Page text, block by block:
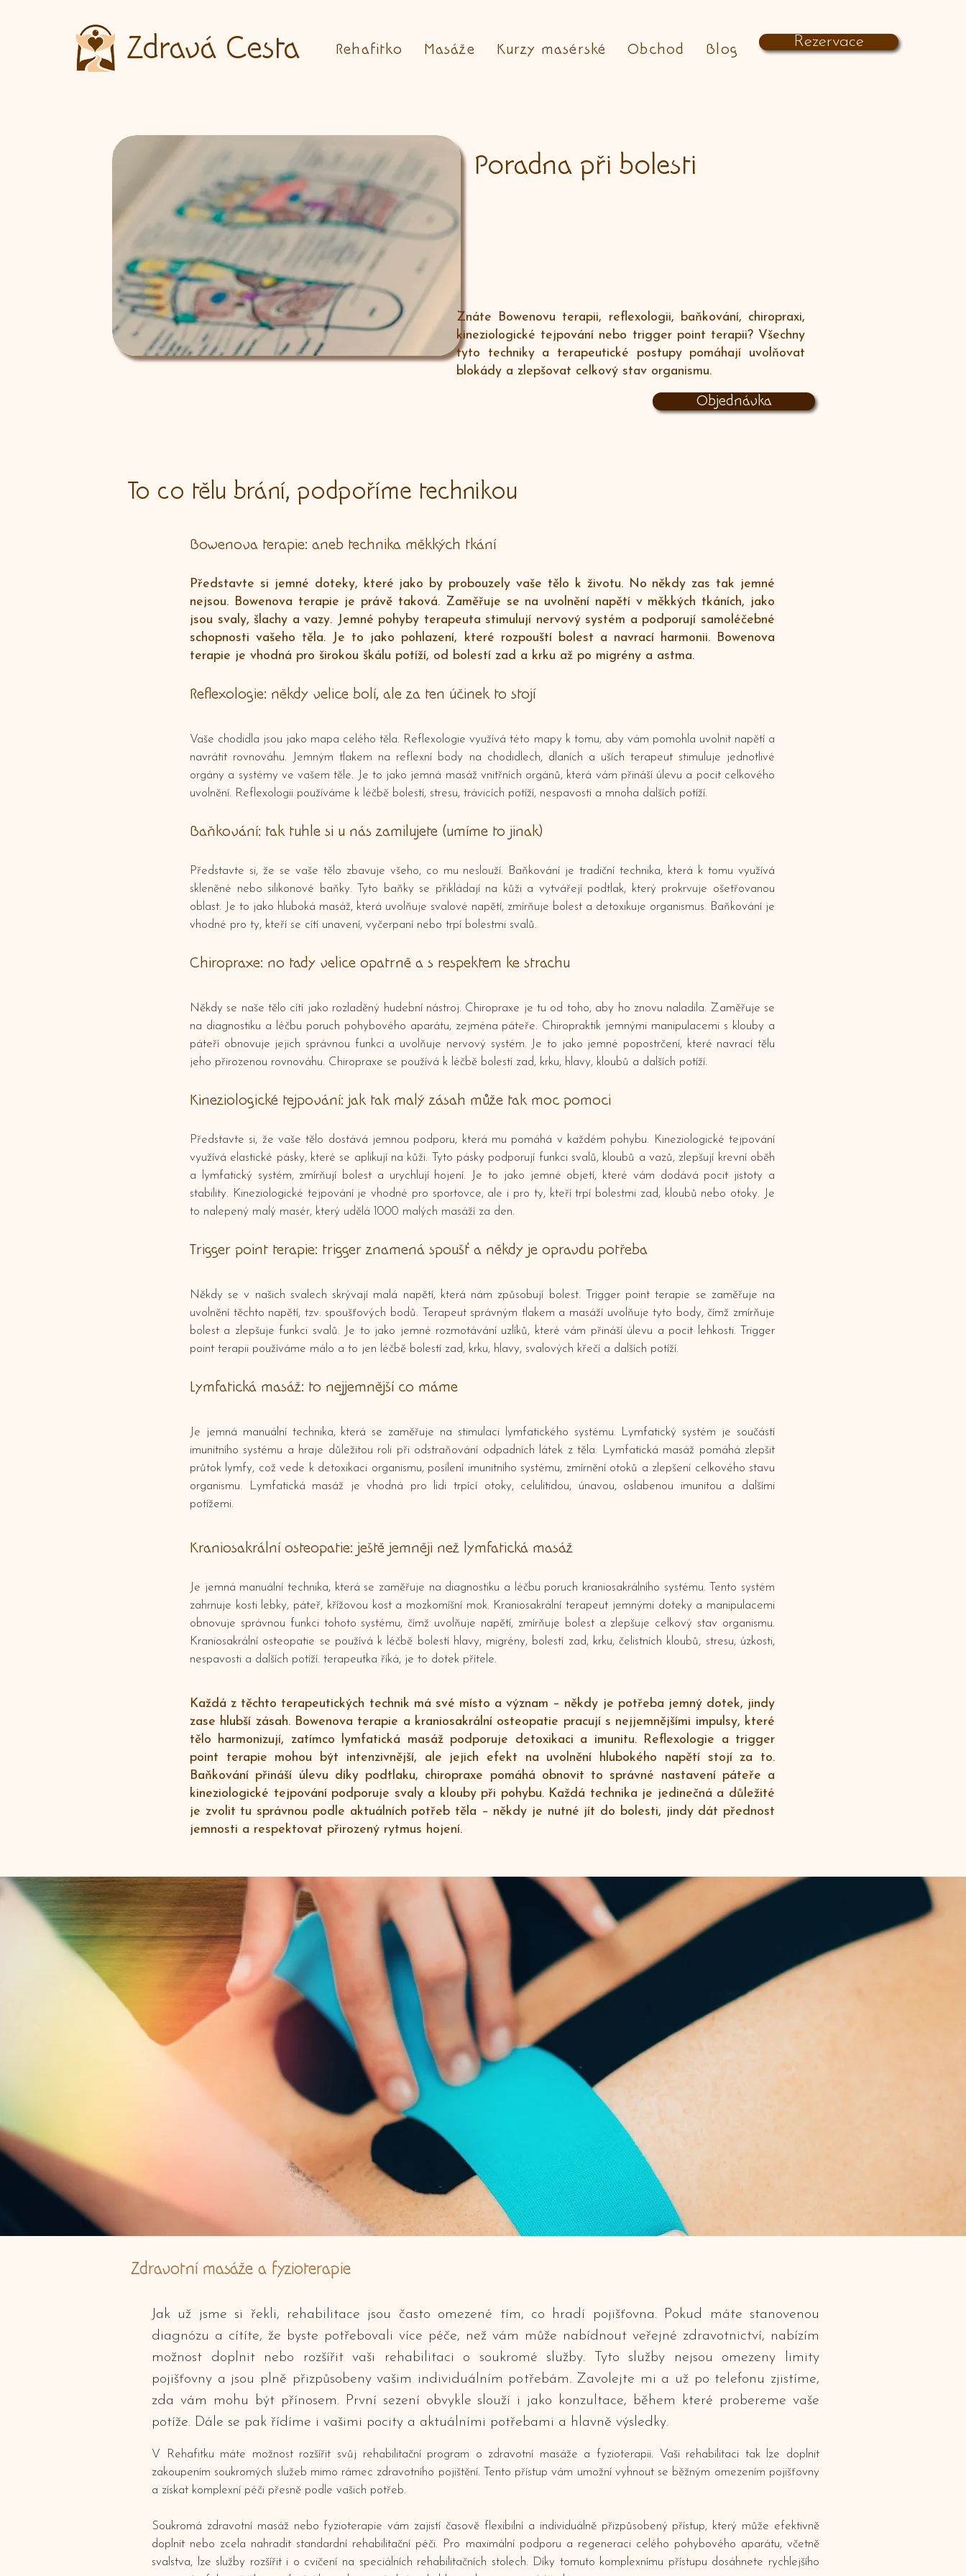
Zdravá Cesta Rehafitko Masáže Kurzy masérské Obchod Blog Rezervace
Znáte Bowenovu terapii, reflexologii, baňkování, chiropraxi,
kineziologické tejpování nebo trigger point terapii? Všechny
tyto techniky a terapeutické postupy pomáhají uvolňovat
blokády a zlepšovat celkový stav organismu.
Objednávka
Poradna při bolesti
To co tělu brání, podpoříme technikou
Bowenova terapie: aneb technika měkkých tkání
Představte si jemné doteky, které jako by probouzely vaše tělo k životu. No někdy zas tak jemné
nejsou. Bowenova terapie je právě taková. Zaměřuje se na uvolnění napětí v měkkých tkáních, jako
jsou svaly, šlachy a vazy. Jemné pohyby terapeuta stimulují nervový systém a podporují samoléčebné
schopnosti vašeho těla. Je to jako pohlazení, které rozpouští bolest a navrací harmonii. Bowenova
terapie je vhodná pro širokou škálu potíží, od bolestí zad a krku až po migrény a astma.
Reflexologie: někdy velice bolí, ale za ten účinek to stojí
Vaše chodidla jsou jako mapa celého těla. Reflexologie využívá této mapy k tomu, aby vám pomohla uvolnit napětí a
navrátit rovnováhu. Jemným tlakem na reflexní body na chodidlech, dlaních a uších terapeut stimuluje jednotlivé
orgány a systémy ve vašem těle. Je to jako jemná masáž vnitřních orgánů, která vám přináší úlevu a pocit celkového
uvolnění. Reflexologii používáme k léčbě bolestí, stresu, trávicích potíží, nespavosti a mnoha dalších potíží.
Baňkování: tak tuhle si u nás zamilujete (umíme to jinak)
Představte si, že se vaše tělo zbavuje všeho, co mu neslouží. Baňkování je tradiční technika, která k tomu využívá
skleněné nebo silikonové baňky. Tyto baňky se přikládají na kůži a vytvářejí podtlak, který prokrvuje ošetřovanou
oblast. Je to jako hluboká masáž, která uvolňuje svalové napětí, zmírňuje bolest a detoxikuje organismus. Baňkování je
vhodné pro ty, kteří se cítí unavení, vyčerpaní nebo trpí bolestmi svalů.
Chiropraxe: no tady velice opatrně a s respektem ke strachu
Někdy se naše tělo cítí jako rozladěný hudební nástroj. Chiropraxe je tu od toho, aby ho znovu naladila. Zaměřuje se
na diagnostiku a léčbu poruch pohybového aparátu, zejména páteře. Chiropraktik jemnými manipulacemi s klouby a
páteří obnovuje jejich správnou funkci a uvolňuje nervový systém. Je to jako jemné popostrčení, které navrací tělu
jeho přirozenou rovnováhu. Chiropraxe se používá k léčbě bolestí zad, krku, hlavy, kloubů a dalších potíží.
Kineziologické tejpování: jak tak malý zásah může tak moc pomoci
Představte si, že vaše tělo dostává jemnou podporu, která mu pomáhá v každém pohybu. Kineziologické tejpování
využívá elastické pásky, které se aplikují na kůži. Tyto pásky podporují funkci svalů, kloubů a vazů, zlepšují krevní oběh
a lymfatický systém, zmírňují bolest a urychlují hojení. Je to jako jemné objetí, které vám dodává pocit jistoty a
stability. Kineziologické tejpování je vhodné pro sportovce, ale i pro ty, kteří trpí bolestmi zad, kloubů nebo otoky. Je
to nalepený malý masér, který udělá 1000 malých masáží za den.
Trigger point terapie: trigger znamená spoušť a někdy je opravdu potřeba
Někdy se v našich svalech skrývají malá napětí, která nám způsobují bolest. Trigger point terapie se zaměřuje na
uvolnění těchto napětí, tzv. spoušťových bodů. Terapeut správným tlakem a masáží uvolňuje tyto body, čímž zmírňuje
bolest a zlepšuje funkci svalů. Je to jako jemné rozmotávání uzlíků, které vám přináší úlevu a pocit lehkosti. Trigger
point terapii používáme málo a to jen léčbě bolestí zad, krku, hlavy, svalových křečí a dalších potíží.
Lymfatická masáž: to nejjemnější co máme
Je jemná manuální technika, která se zaměřuje na stimulaci lymfatického systému. Lymfatický systém je součástí
imunitního systému a hraje důležitou roli při odstraňování odpadních látek z těla. Lymfatická masáž pomáhá zlepšit
průtok lymfy, což vede k detoxikaci organismu, posílení imunitního systému, zmírnění otoků a zlepšení celkového stavu
organismu. Lymfatická masáž je vhodná pro lidi trpící otoky, celulitidou, únavou, oslabenou imunitou a dalšími
potížemi.
Kraniosakrální osteopatie: ještě jemněji než lymfatická masáž
Je jemná manuální technika, která se zaměřuje na diagnostiku a léčbu poruch kraniosakrálního systému. Tento systém
zahrnuje kosti lebky, páteř, křížovou kost a mozkomíšní mok. Kraniosakrální terapeut jemnými doteky a manipulacemi
obnovuje správnou funkci tohoto systému, čímž uvolňuje napětí, zmírňuje bolest a zlepšuje celkový stav organismu.
Kraniosakrální osteopatie se používá k léčbě bolestí hlavy, migrény, bolestí zad, krku, čelistních kloubů, stresu, úzkosti,
nespavosti a dalších potíží. terapeutka říká, je to dotek přítele.
Každá z těchto terapeutických technik má své místo a význam – někdy je potřeba jemný dotek, jindy
zase hlubší zásah. Bowenova terapie a kraniosakrální osteopatie pracují s nejjemnějšími impulsy, které
tělo harmonizují, zatímco lymfatická masáž podporuje detoxikaci a imunitu. Reflexologie a trigger
point terapie mohou být intenzivnější, ale jejich efekt na uvolnění hlubokého napětí stojí za to.
Baňkování přináší úlevu díky podtlaku, chiropraxe pomáhá obnovit to správné nastavení páteře a
kineziologické tejpování podporuje svaly a klouby při pohybu. Každá technika je jedinečná a důležité
je zvolit tu správnou podle aktuálních potřeb těla – někdy je nutné jít do bolesti, jindy dát přednost
jemnosti a respektovat přirozený rytmus hojení.
Zdravotní masáže a fyzioterapie
Jak už jsme si řekli, rehabilitace jsou často omezené tím, co hradí pojišťovna. Pokud máte stanovenou
diagnózu a cítíte, že byste potřebovali více péče, než vám může nabídnout veřejné zdravotnictví, nabízím
možnost doplnit nebo rozšířit vaši rehabilitaci o soukromé služby. Tyto služby nejsou omezeny limity
pojišťovny a jsou plně přizpůsobeny vašim individuálním potřebám. Zavolejte mi a už po telefonu zjistíme,
zda vám mohu být přínosem. První sezení obvykle slouží i jako konzultace, během které probereme vaše
potíže. Dále se pak řídíme i vašimi pocity a aktuálními potřebami a hlavně výsledky.
V Rehafitku máte možnost rozšířit svůj rehabilitační program o zdravotní masáže a fyzioterapii. Vaši rehabilitaci tak lze doplnit
zakoupením soukromých služeb mimo rámec zdravotního pojištění. Tento přístup vám umožní vyhnout se běžným omezením pojišťovny
a získat komplexní péči přesně podle vašich potřeb.
Soukromá zdravotní masáž nebo fyzioterapie vám zajistí časově flexibilní a individuálně přizpůsobený přístup, který může efektivně
doplnit nebo zcela nahradit standardní rehabilitační péči. Pro maximální podporu a regeneraci celého pohybového aparátu, včetně
svalstva, lze služby rozšířit i o cvičení na speciálních rehabilitačních stolech. Díky tomuto komplexnímu přístupu dosáhnete rychlejšího